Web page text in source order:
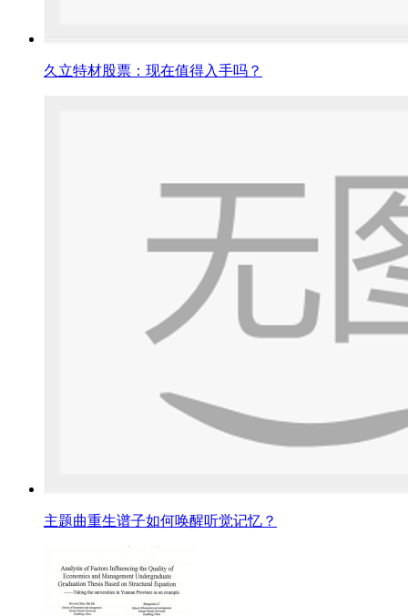
久立特材股票：现在值得入手吗？
主题曲重生谱子如何唤醒听觉记忆？